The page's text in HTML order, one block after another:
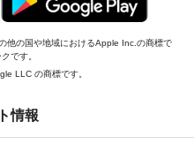
他の国や地域におけるApple Inc.の商標で
です。
LLC の商標です。
情報